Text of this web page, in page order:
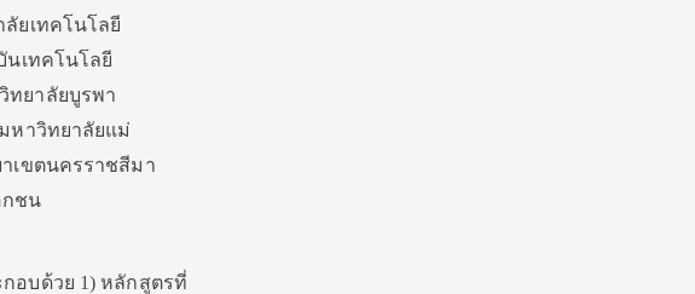
ยเทคโนโลยี
นเทคโนโลยี
ทยาลัยบูรพา
หาวิทยาลัยแม่
เขตนครราชสีมา
กชน
อบด้วย 1) หลักสูตรที่